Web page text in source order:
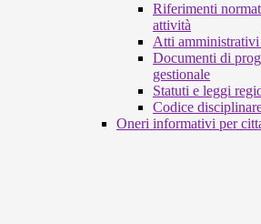
Riferimenti
attività
Atti amministrativi
Documenti di
gestionale
Statuti e leggi
Codice
Oneri informativi per